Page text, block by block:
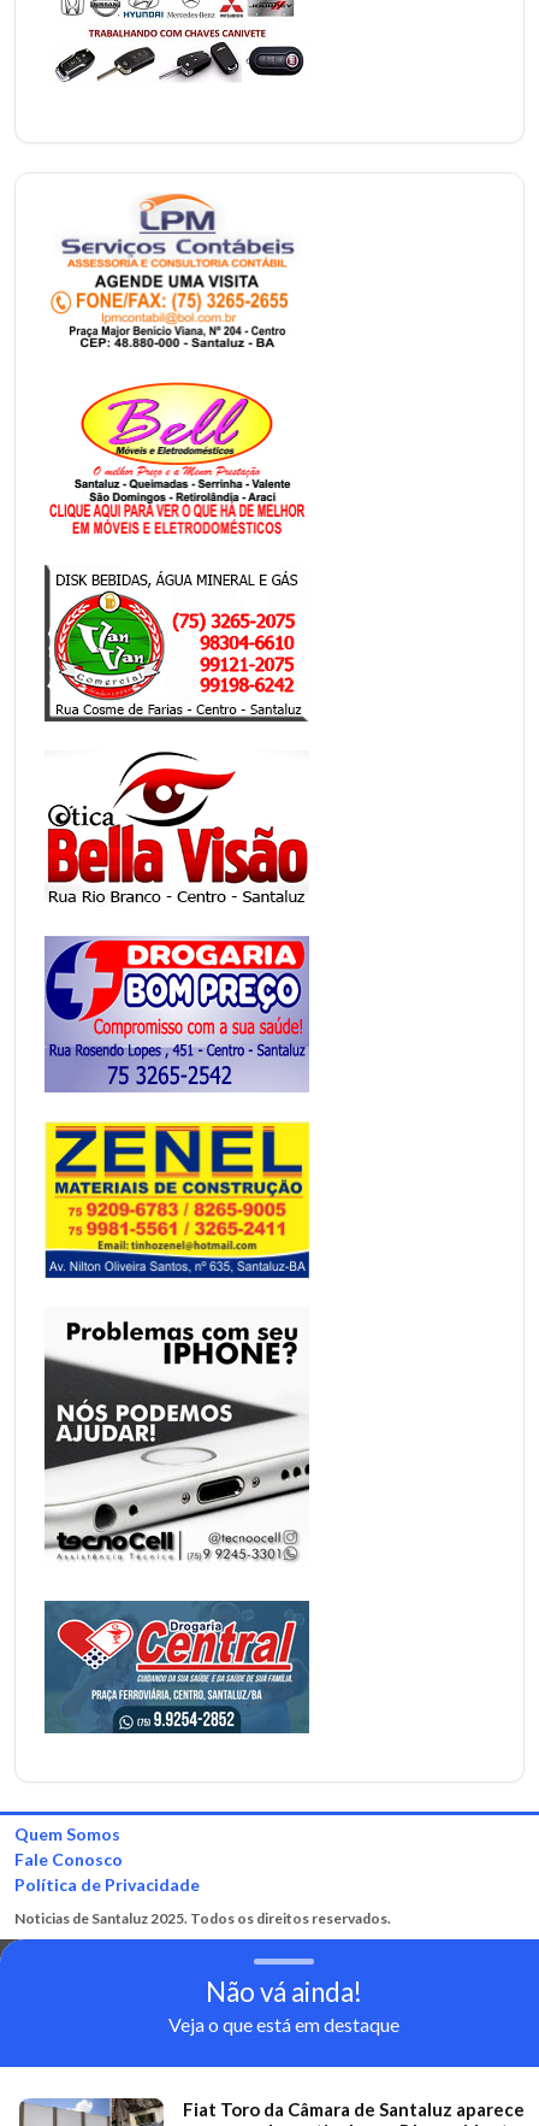
Quem Somos
Fale Conosco
Política de Privacidade
Noticias de Santaluz 2025. Todos os direitos reservados.
Não vá ainda!
Veja o que está em destaque
Fiat Toro da Câmara de Santaluz aparece